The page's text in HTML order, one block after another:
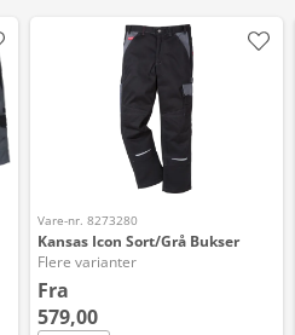
Vare-nr. 8273280
Kansas Icon Sort/Grå Bukser
Flere varianter
Fra
579,00